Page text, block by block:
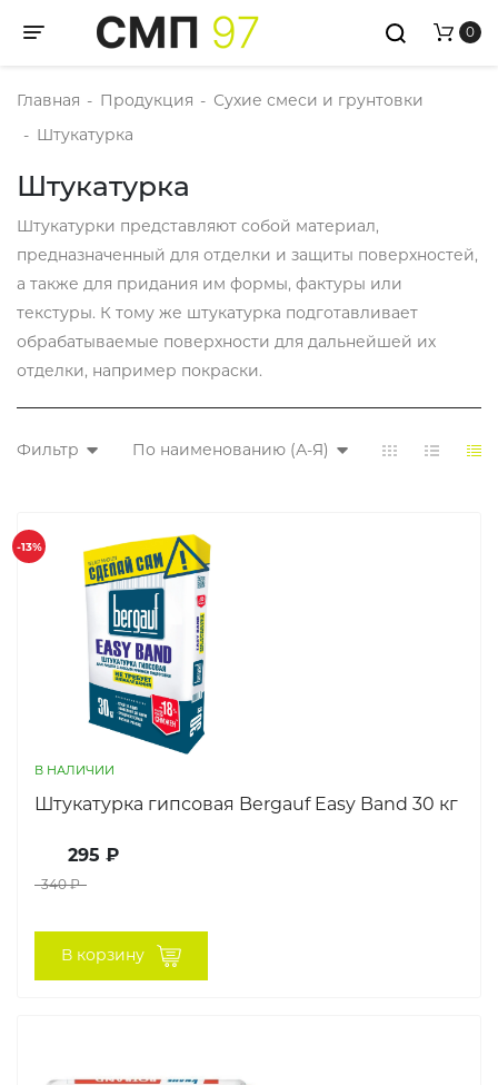
Toggle navigation 0
Главная - Продукция - Сухие смеси и грунтовки
- Штукатурка
Штукатурка
Штукатурки представляют собой материал,
предназначенный для отделки и защиты поверхностей,
а также для придания им формы, фактуры или
текстуры. К тому же штукатурка подготавливает
обрабатываемые поверхности для дальнейшей их
отделки, например покраски.
Фильтр По наименованию (А-Я)
-13%
В НАЛИЧИИ
Штукатурка гипсовая Bergauf Easy Band 30 кг
295 ₽
340 ₽
В корзину